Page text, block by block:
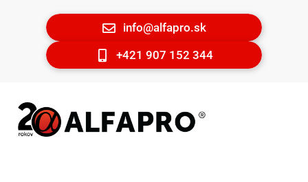
info@alfapro.sk
+421 907 152 344